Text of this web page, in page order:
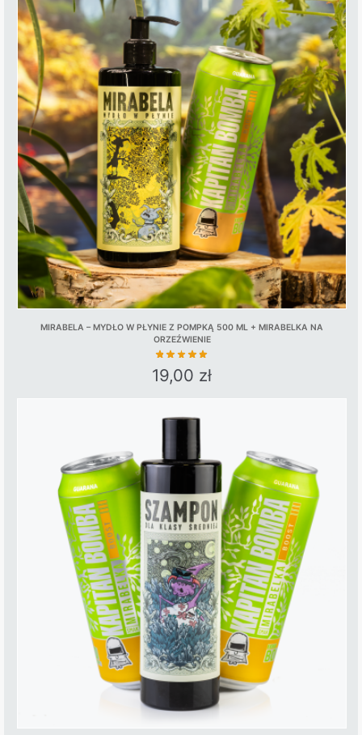
MIRABELA – MYDŁO W PŁYNIE Z POMPKĄ 500 ML + MIRABELKA NA
ORZEŹWIENIE
19,00 zł